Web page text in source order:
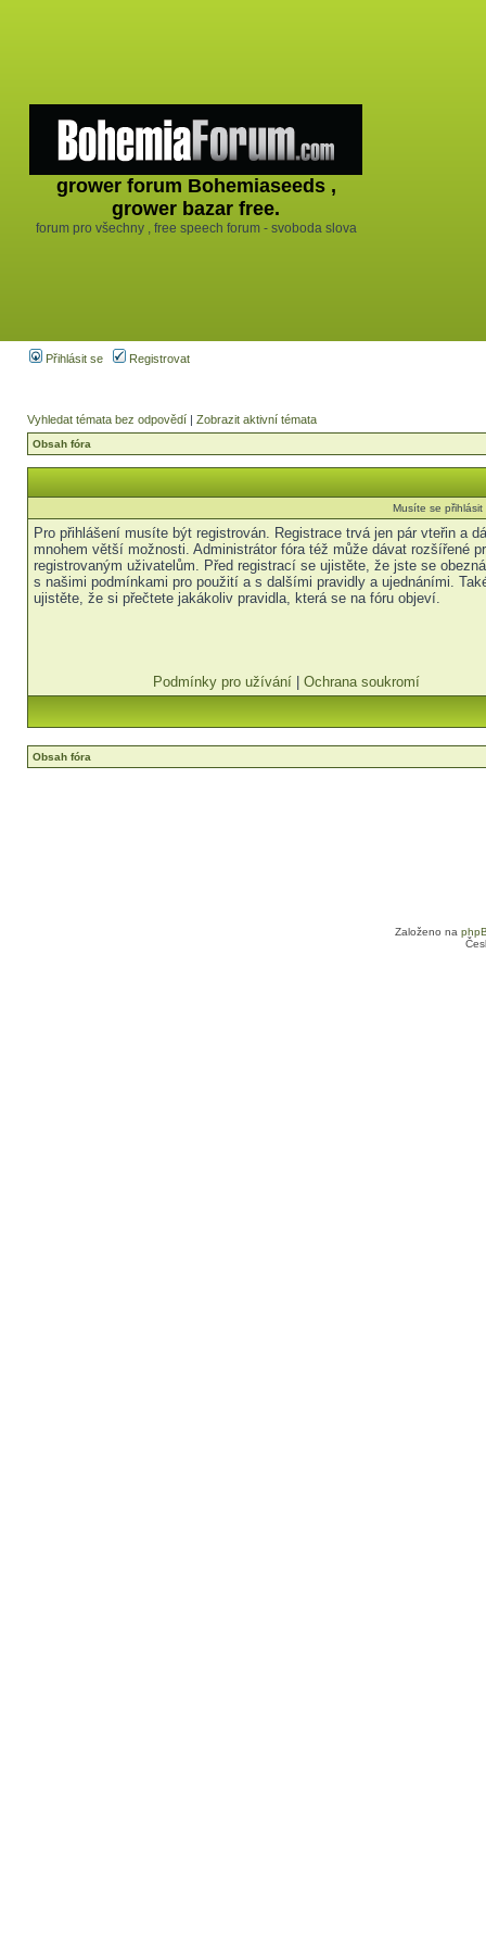
grower forum Bohemiaseeds ,
grower bazar free.
forum pro všechny , free speech forum - svoboda slova
Přihlásit se Registrovat
Vyhledat témata bez odpovědí | Zobrazit aktivní témata
Obsah fóra
Musíte se
Pro přihlášení musíte být registrován. Registrace trvá jen pár vteřin a
mnohem větší možnosti. Administrátor fóra též může dávat rozšířené
registrovaným uživatelům. Před registrací se ujistěte, že jste se
s našimi podmínkami pro použití a s dalšími pravidly a ujednáními.
ujistěte, že si přečtete jakákoliv pravidla, která se na fóru objeví.
Podmínky pro užívání Ochrana soukromí
Obsah fóra
Založeno na